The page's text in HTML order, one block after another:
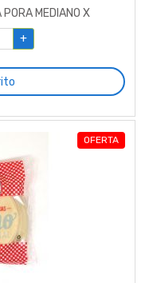
MEDIANO X
+
OFERTA